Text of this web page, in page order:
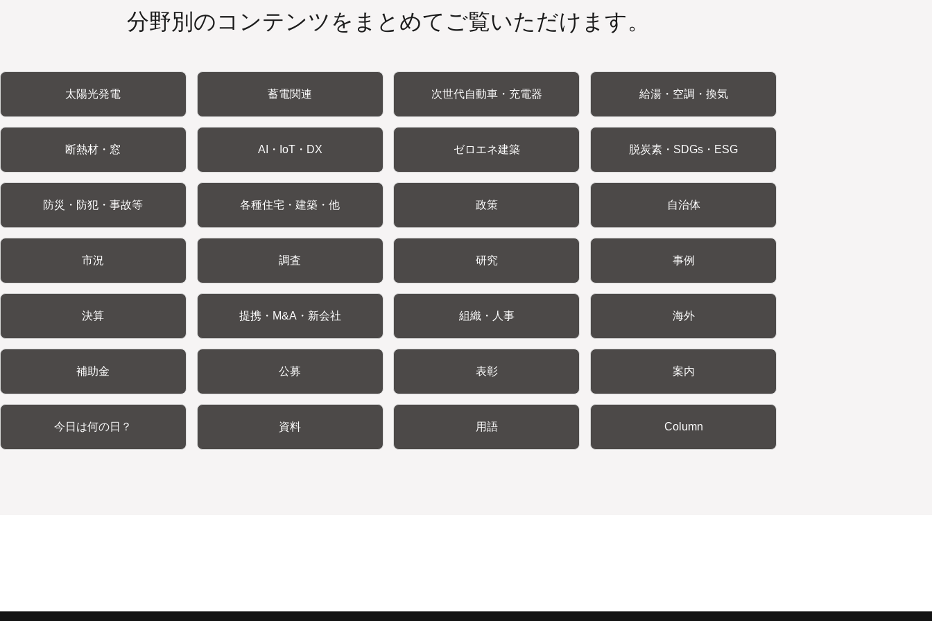
分野別のコンテンツをまとめてご覧いただけます。
太陽光発電 蓄電関連 次世代自動車・充電器 給湯・空調・換気
断熱材・窓 AI・IoT・DX ゼロエネ建築 脱炭素・SDGs・ESG
防災・防犯・事故等 各種住宅・建築・他 政策 自治体
市況 調査 研究 事例
決算 提携・M&A・新会社 組織・人事 海外
補助金 公募 表彰 案内
今日は何の日？ 資料 用語 Column